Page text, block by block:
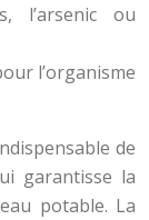
l’arsenic ou
l’organisme
de
garantisse la
potable. La